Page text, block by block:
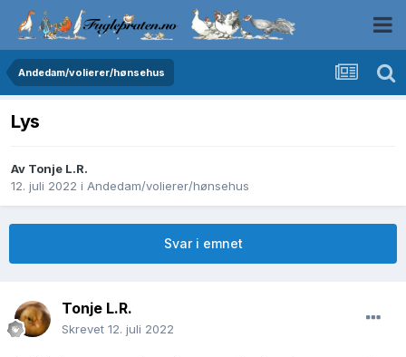
Andedam/volierer/hønsehus
Lys
Av Tonje L.R.
12. juli 2022 i Andedam/volierer/hønsehus
Svar i emnet
Tonje L.R.
Skrevet 12. juli 2022